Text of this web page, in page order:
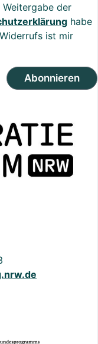
der
habe
ist mir
Abonnieren